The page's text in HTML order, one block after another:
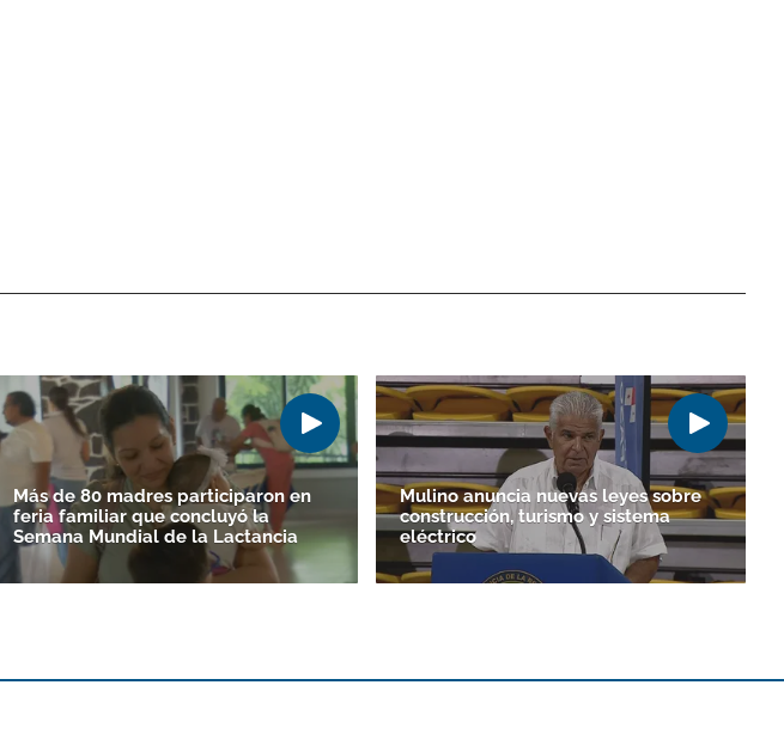
Más de 80 madres participaron en
feria familiar que concluyó la
Semana Mundial de la Lactancia
Mulino anuncia nuevas leyes sobre
construcción, turismo y sistema
eléctrico